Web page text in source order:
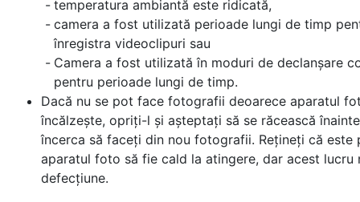
temperatura ambiantă este ridicată,
camera a fost utilizată perioade lungi de timp
înregistra videoclipuri sau
Camera a fost utilizată în moduri de declanșare
pentru perioade lungi de timp.
Dacă nu se pot face fotografii deoarece aparatul
încălzește, opriți-l și așteptați să se răcească
încerca să faceți din nou fotografii. Rețineți că este
aparatul foto să fie cald la atingere, dar acest lucru
defecțiune.